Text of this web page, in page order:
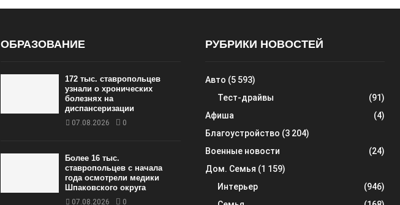
ОБРАЗОВАНИЕ
172 тыс. ставропольцев
узнали о хронических
болезнях на
диспансеризации
07.08.2026 0
Более 16 тыс.
ставропольцев с начала
года осмотрели медики
Шпаковского округа
07.08.2026 0
РУБРИКИ НОВОСТЕЙ
Авто (5 593)
Тест-драйвы
(91)
Афиша
(4)
Благоустройство (3 204)
Военные новости
(24)
Дом. Семья (1 159)
Интерьер
(946)